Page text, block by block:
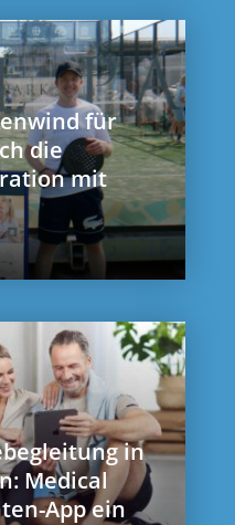
für
die
mit
in
Medical
App ein